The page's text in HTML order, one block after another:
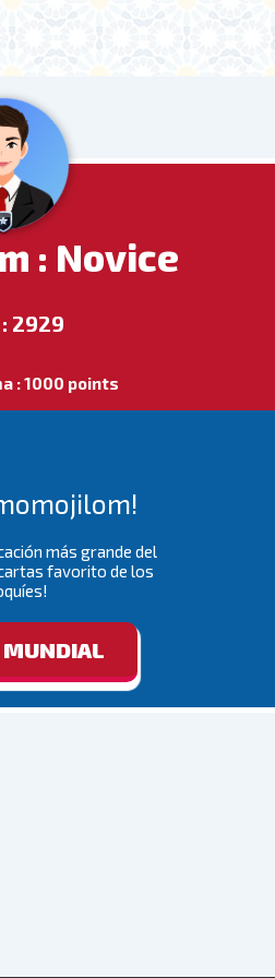
: Novice
2929
: 1000 points
más grande del
favorito de los